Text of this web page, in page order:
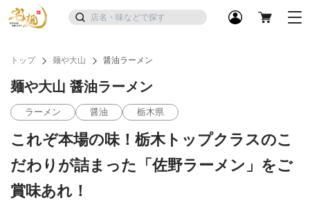
トップ 麺や大山 醤油ラーメン
麺や大山 醤油ラーメン
ラーメン 醤油 栃木県
これぞ本場の味！栃木トップクラスのこ
だわりが詰まった「佐野ラーメン」をご
賞味あれ！